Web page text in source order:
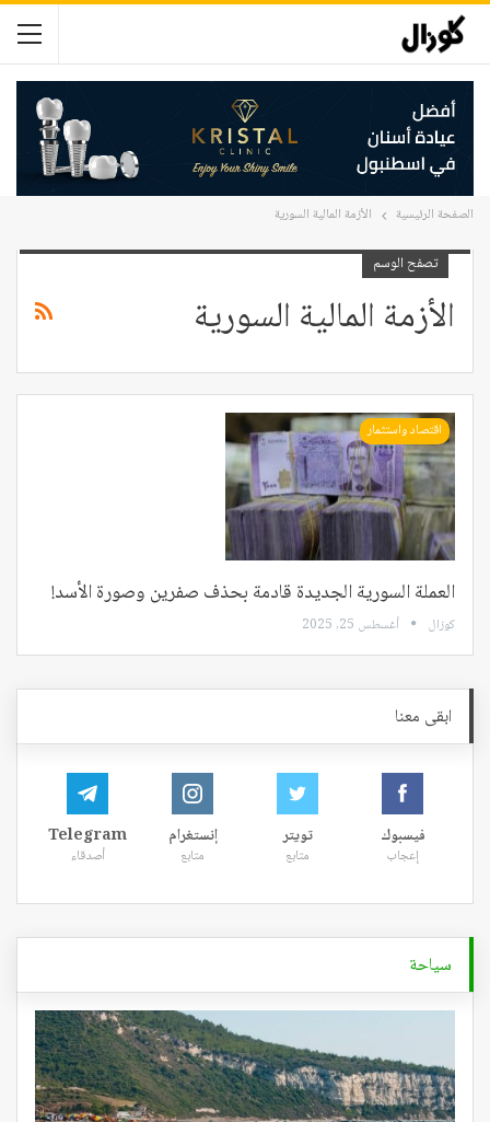
الصفحة الرئيسية الأزمة المالية السورية
تصفح الوسم
الأزمة المالية السورية
اقتصاد واستثمار
العملة السورية الجديدة قادمة بحذف صفرين وصورة الأسد!
كوزال أغسطس 25, 2025
ابقى معنا
فيسبوك
إعجاب
تويتر
متابع
إنستغرام
متابع
Telegram
أصدقاء
سياحة